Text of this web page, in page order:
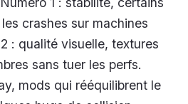
crashes sur machines
: qualité visuelle, textures
sans tuer les perfs.
mods qui rééquilibrent le